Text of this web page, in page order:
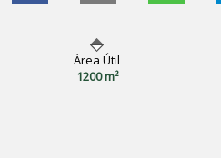
Área Útil
1200 m²